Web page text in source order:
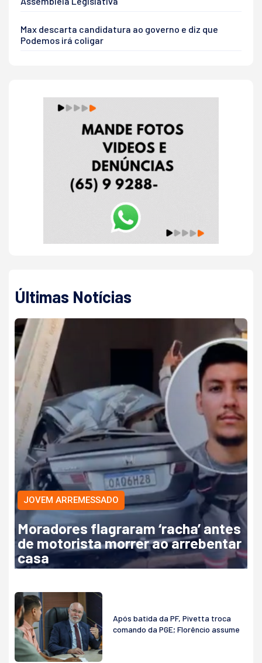
Max descarta candidatura ao governo e diz que
Podemos irá coligar
Últimas Notícias
JOVEM ARREMESSADO
Moradores flagraram ‘racha’ antes
de motorista morrer ao arrebentar
casa
Após batida da PF, Pivetta troca
comando da PGE; Florêncio assume